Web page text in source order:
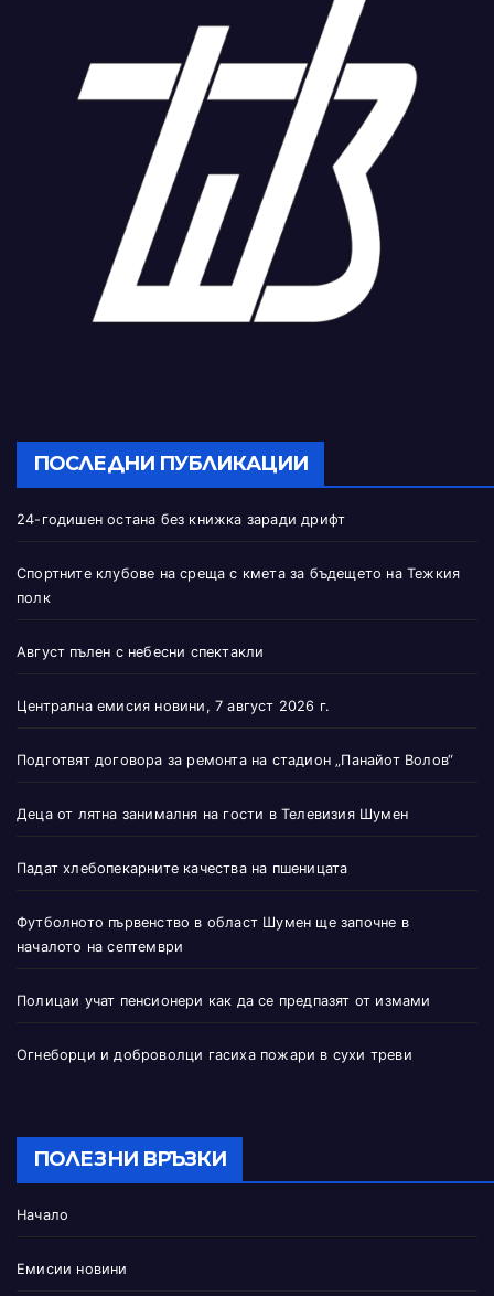
ПОСЛЕДНИ ПУБЛИКАЦИИ
24-годишен остана без книжка заради дрифт
Спортните клубове на среща с кмета за бъдещето на Тежкия
полк
Август пълен с небесни спектакли
Централна емисия новини, 7 август 2026 г.
Подготвят договора за ремонта на стадион „Панайот Волов“
Деца от лятна занималня на гости в Телевизия Шумен
Падат хлебопекарните качества на пшеницата
Футболното първенство в област Шумен ще започне в
началото на септември
Полицаи учат пенсионери как да се предпазят от измами
Огнеборци и доброволци гасиха пожари в сухи треви
ПОЛЕЗНИ ВРЪЗКИ
Начало
Емисии новини